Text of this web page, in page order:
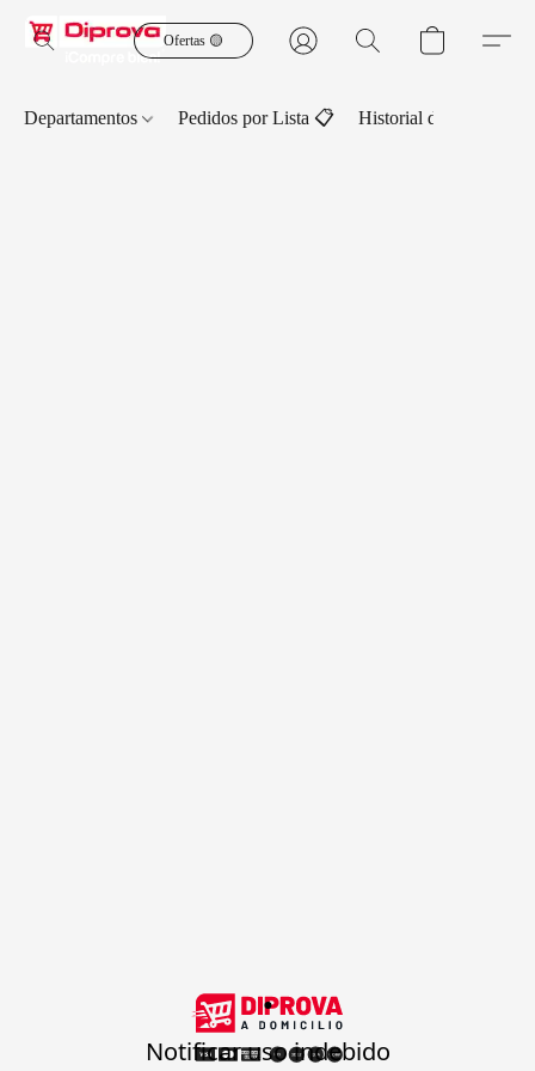
Ofertas 🟡
Departamentos Pedidos por Lista 📋 Historial de Pedidos
.
Notificar uso indebido